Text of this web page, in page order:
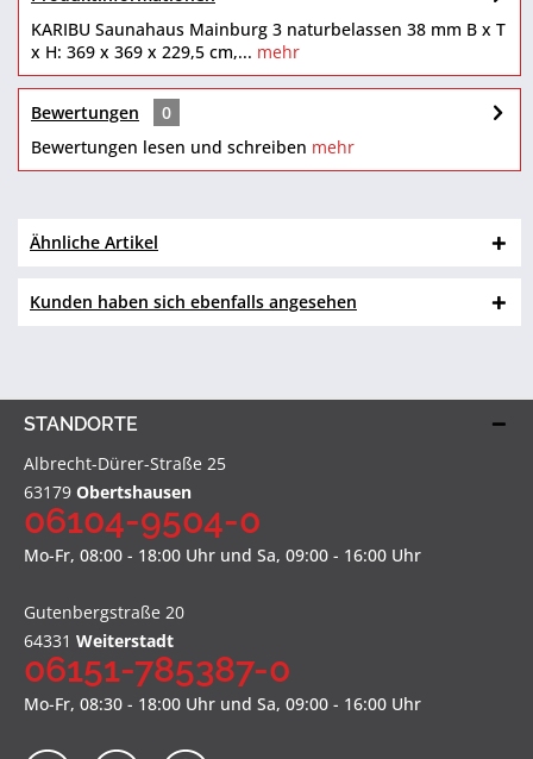
KARIBU Saunahaus Mainburg 3 naturbelassen 38 mm B x T
x H: 369 x 369 x 229,5 cm,... mehr
Bewertungen
0
Bewertungen lesen und schreiben mehr
Ähnliche Artikel
Kunden haben sich ebenfalls angesehen
STANDORTE
Albrecht-Dürer-Straße 25
63179 Obertshausen
06104-9504-0
Mo-Fr, 08:00 - 18:00 Uhr und Sa, 09:00 - 16:00 Uhr
Gutenbergstraße 20
64331 Weiterstadt
06151-785387-0
Mo-Fr, 08:30 - 18:00 Uhr und Sa, 09:00 - 16:00 Uhr